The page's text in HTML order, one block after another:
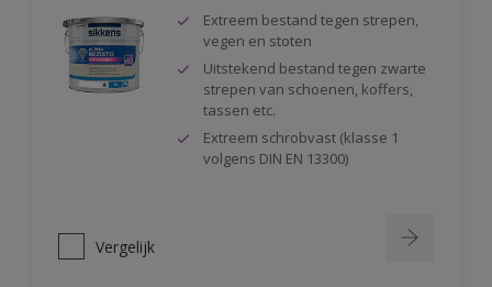
Extreem bestand tegen strepen,
vegen en stoten
Uitstekend bestand tegen zwarte
strepen van schoenen, koffers,
tassen etc.
Extreem schrobvast (klasse 1
volgens DIN EN 13300)
Vergelijk